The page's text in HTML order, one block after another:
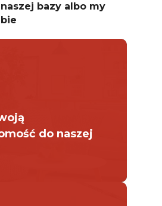
bazy albo my
do naszej